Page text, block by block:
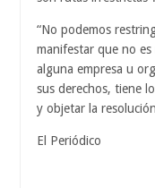
“No podemos
manifestar que no
alguna empresa u
sus derechos, tiene
y objetar la
El Periódico